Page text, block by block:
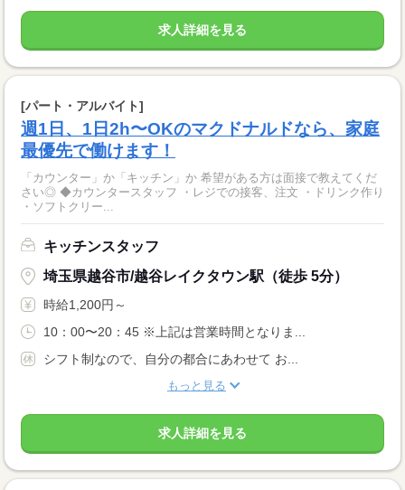
求人詳細を見る
[パート・アルバイト]
週1日、1日2h〜OKのマクドナルドなら、家庭
最優先で働けます！
「カウンター」か「キッチン」か 希望がある方は面接で教えてくだ
さい◎ ◆カウンタースタッフ ・レジでの接客、注文 ・ドリンク作り
・ソフトクリー...
キッチンスタッフ
埼玉県越谷市/越谷レイクタウン駅（徒歩 5分）
時給1,200円～
10：00〜20：45 ※上記は営業時間となりま...
シフト制なので、自分の都合にあわせて お...
もっと見る
求人詳細を見る